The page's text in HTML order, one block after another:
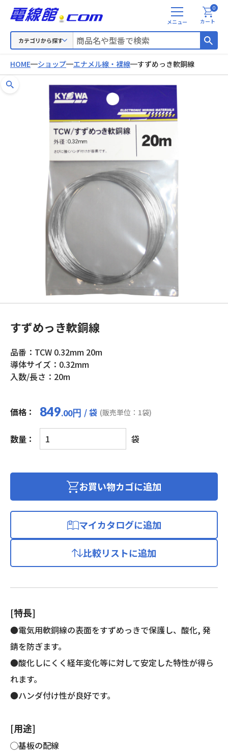
カテゴリから探す
メ
ニ
カート
0
HOME ショップ エナメル線・裸線 すずめっき軟銅線
すずめっき軟銅線
品番：TCW 0.32mm 20m
導体サイズ：0.32mm
入数/長さ：20m
価格： 849.00円 / 袋 (販売単位：1袋)
数量：
す
ず
っ
袋
お買い物カゴに追加
マイカタログに追加
比較リストに追加
[特長]
●電気用軟銅線の表面をすずめっきで保護し、酸化, 発
錆を防ぎます。
●酸化しにくく経年変化等に対して安定した特性が得ら
れます。
●ハンダ付け性が良好です。
[用途]
◯基板の配線